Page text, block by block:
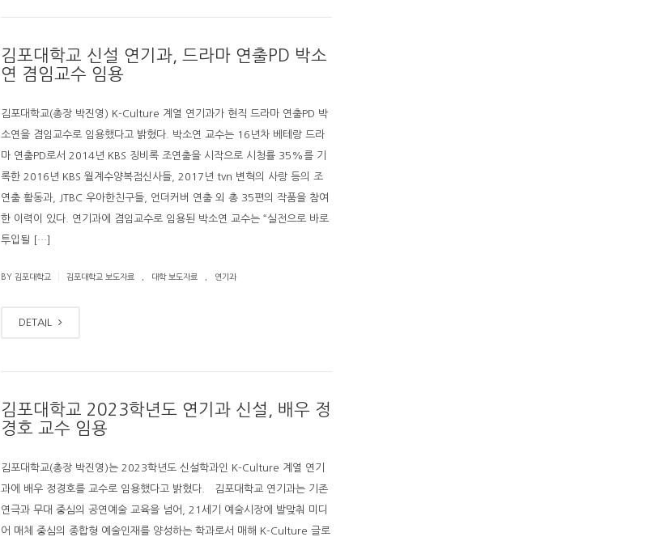
김포대학교 신설 연기과, 드라마 연출PD 박소
연 겸임교수 임용
김포대학교(총장 박진영) K-Culture 계열 연기과가 현직 드라마 연출PD 박
소연을 겸임교수로 임용했다고 밝혔다. 박소연 교수는 16년차 베테랑 드라
마 연출PD로서 2014년 KBS 징비록 조연출을 시작으로 시청률 35%를 기
록한 2016년 KBS 월계수양복점신사들, 2017년 tvn 변혁의 사랑 등의 조
연출 활동과, JTBC 우아한친구들, 언더커버 연출 외 총 35편의 작품을 참여
한 이력이 있다. 연기과에 겸임교수로 임용된 박소연 교수는 “실전으로 바로
투입될 […]
BY 김포대학교 김포대학교 보도자료 대학 보도자료 연기과
DETAIL
김포대학교 2023학년도 연기과 신설, 배우 정
경호 교수 임용
김포대학교(총장 박진영)는 2023학년도 신설학과인 K-Culture 계열 연기
과에 배우 정경호를 교수로 임용했다고 밝혔다. 김포대학교 연기과는 기존
연극과 무대 중심의 공연예술 교육을 넘어, 21세기 예술시장에 발맞춰 미디
어 매체 중심의 종합형 예술인재를 양성하는 학과로서 매해 K-Culture 글로